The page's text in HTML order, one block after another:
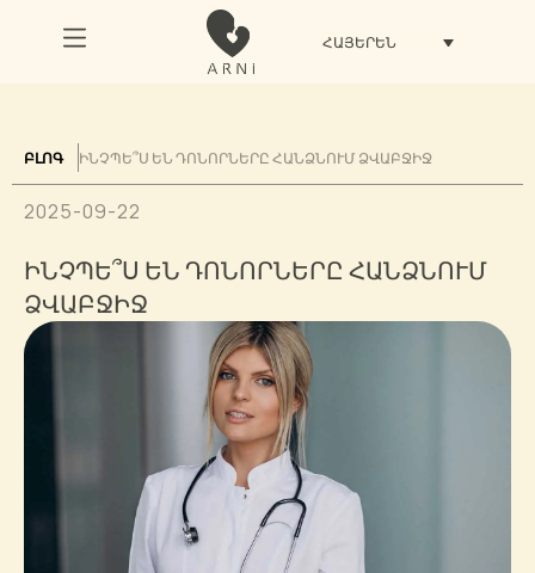
ՀԱՅԵՐԵՆ
ԲԼՈԳ ԻՆՉՊԵ՞Ս ԵՆ ԴՈՆՈՐՆԵՐԸ ՀԱՆՁՆՈՒՄ ՁՎԱԲՋԻՋ
2025-09-22
ԻՆՉՊԵ՞Ս ԵՆ ԴՈՆՈՐՆԵՐԸ ՀԱՆՁՆՈՒՄ
ՁՎԱԲՋԻՋ